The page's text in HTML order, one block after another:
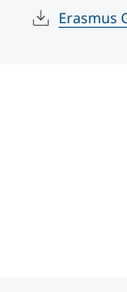
Erasmus